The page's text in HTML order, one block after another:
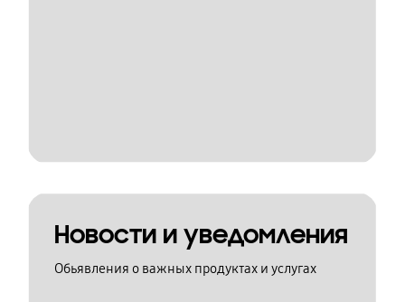
Новости и уведомления
Обьявления о важных продуктах и услугах